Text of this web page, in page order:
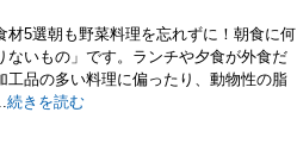
5選朝も野菜料理を忘れずに！朝食に何
いもの」です。ランチや夕食が外食だ
工品の多い料理に偏ったり、動物性の脂
続きを読む